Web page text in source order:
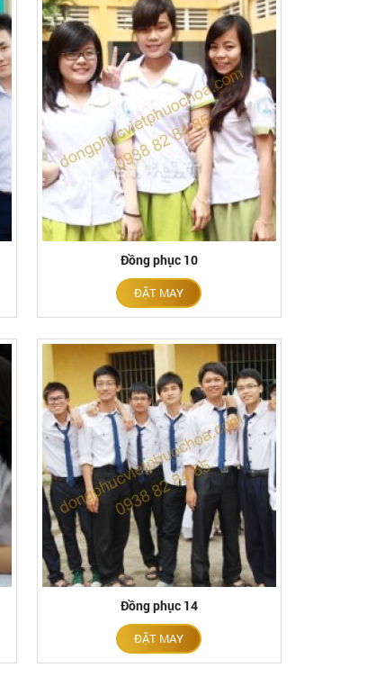
Đồng phục 10
ĐẶT MAY
Đồng phục 14
ĐẶT MAY